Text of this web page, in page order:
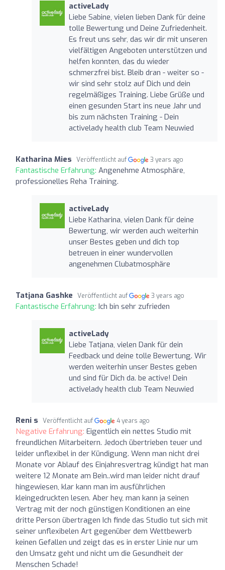
activeLady
Liebe Sabine, vielen lieben Dank für deine
tolle Bewertung und Deine Zufriedenheit.
Es freut uns sehr, das wir dir mit unseren
vielfältigen Angeboten unterstützen und
helfen konnten, das du wieder
schmerzfrei bist. Bleib dran - weiter so -
wir sind sehr stolz auf Dich und dein
regelmäßiges Training. Liebe Grüße und
einen gesunden Start ins neue Jahr und
bis zum nächsten Training - Dein
activelady health club Team Neuwied
Katharina Mies Veröffentlicht auf 3 years ago
Fantastische Erfahrung: Angenehme Atmosphäre,
professionelles Reha Training.
activeLady
Liebe Katharina, vielen Dank für deine
Bewertung, wir werden auch weiterhin
unser Bestes geben und dich top
betreuen in einer wundervollen
angenehmen Clubatmosphäre
Tatjana Gashke Veröffentlicht auf 3 years ago
Fantastische Erfahrung: Ich bin sehr zufrieden
activeLady
Liebe Tatjana, vielen Dank für dein
Feedback und deine tolle Bewertung. Wir
werden weiterhin unser Bestes geben
und sind für Dich da. be active! Dein
activelady health club Team Neuwied
Reni s Veröffentlicht auf 4 years ago
Negative Erfahrung: Eigentlich ein nettes Studio mit
freundlichen Mitarbeitern. Jedoch übertrieben teuer und
leider unflexibel in der Kündigung. Wenn man nicht drei
Monate vor Ablauf des Einjahresvertrag kündigt hat man
weitere 12 Monate am Bein..wird man leider nicht drauf
hingewiesen, klar kann man im ausführlichen
kleingedruckten lesen. Aber hey, man kann ja seinen
Vertrag mit der noch günstigen Konditionen an eine
dritte Person übertragen Ich finde das Studio tut sich mit
seiner unflexibelen Art gegenüber dem Wettbewerb
keinen Gefallen und zeigt das es in erster Linie nur um
den Umsatz geht und nicht um die Gesundheit der
Menschen Schade!